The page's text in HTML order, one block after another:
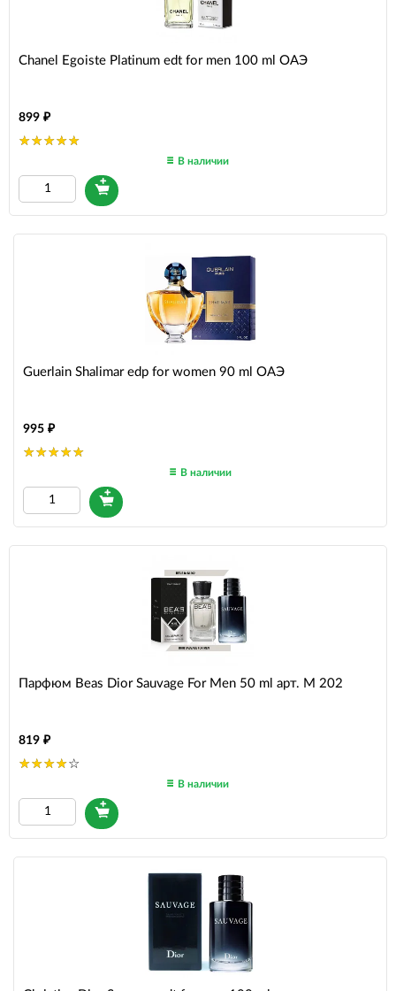
Chanel Egoiste Platinum edt for men 100 ml ОАЭ
899
В наличии
Guerlain Shalimar edp for women 90 ml ОАЭ
995
В наличии
Парфюм Beas Dior Sauvage For Men 50 ml арт. M 202
819
В наличии